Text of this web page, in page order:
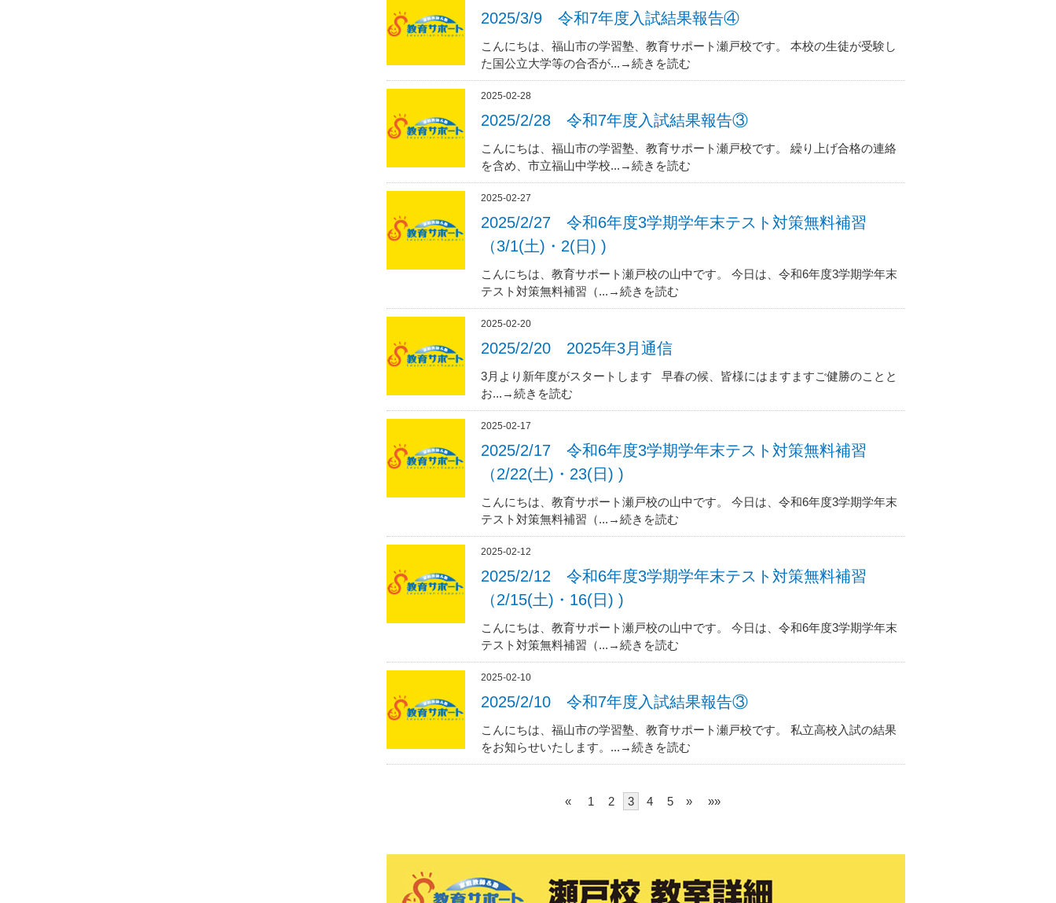
2025/3/9 令和7年度入試結果報告④
こんにちは、福山市の学習塾、教育サポート瀬戸校です。 本校の生徒が受験し
た国公立大学等の合否が...→続きを読む
2025-02-28
2025/2/28 令和7年度入試結果報告③
こんにちは、福山市の学習塾、教育サポート瀬戸校です。 繰り上げ合格の連絡
を含め、市立福山中学校...→続きを読む
2025-02-27
2025/2/27 令和6年度3学期学年末テスト対策無料補習
（3/1(土)・2(日) )
こんにちは、教育サポート瀬戸校の山中です。 今日は、令和6年度3学期学年末
テスト対策無料補習（...→続きを読む
2025-02-20
2025/2/20 2025年3月通信
3月より新年度がスタートします 早春の候、皆様にはますますご健勝のことと
お...→続きを読む
2025-02-17
2025/2/17 令和6年度3学期学年末テスト対策無料補習
（2/22(土)・23(日) )
こんにちは、教育サポート瀬戸校の山中です。 今日は、令和6年度3学期学年末
テスト対策無料補習（...→続きを読む
2025-02-12
2025/2/12 令和6年度3学期学年末テスト対策無料補習
（2/15(土)・16(日) )
こんにちは、教育サポート瀬戸校の山中です。 今日は、令和6年度3学期学年末
テスト対策無料補習（...→続きを読む
2025-02-10
2025/2/10 令和7年度入試結果報告③
こんにちは、福山市の学習塾、教育サポート瀬戸校です。 私立高校入試の結果
をお知らせいたします。...→続きを読む
« 1 2 3 4 5 » »»